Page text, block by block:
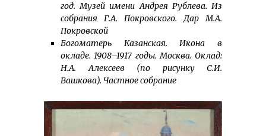
год. Музей имени Андрея Рублева. Из
собрания Г.А. Покровского. Дар М.А.
Покровской
Богоматерь Казанская. Икона в
окладе. 1908–1917 годы. Москва. Оклад:
Н.А. Алексеев (по рисунку С.И.
Вашкова). Частное собрание